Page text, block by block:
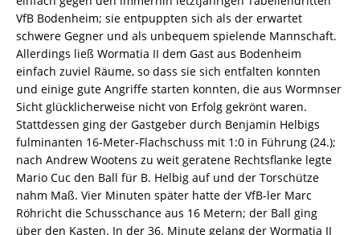
VfB Bodenheim; sie entpuppten sich als der erwartet
schwere Gegner und als unbequem spielende Mannschaft.
Allerdings ließ Wormatia II dem Gast aus Bodenheim
einfach zuviel Räume, so dass sie sich entfalten konnten
und einige gute Angriffe starten konnten, die aus Wormnser
Sicht glücklicherweise nicht von Erfolg gekrönt waren.
Stattdessen ging der Gastgeber durch Benjamin Helbigs
fulminanten 16-Meter-Flachschuss mit 1:0 in Führung (24.);
nach Andrew Wootens zu weit geratene Rechtsflanke legte
Mario Cuc den Ball für B. Helbig auf und der Torschütze
nahm Maß. Vier Minuten später hatte der VfB-ler Marc
Röhricht die Schusschance aus 16 Metern; der Ball ging
über den Kasten. In der 36. Minute gelang der Wormatia II